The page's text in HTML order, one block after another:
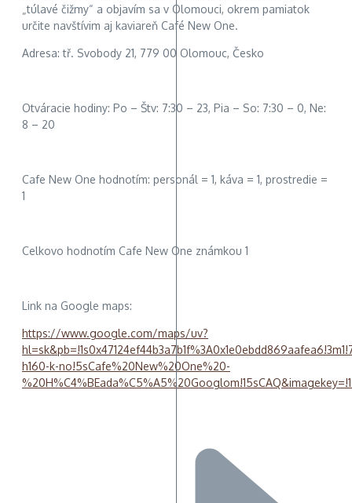
„túlavé čižmy“ a objavím sa v Olomouci, okrem pamiatok
určite navštívim aj kaviareň Café New One.
Adresa: tř. Svobody 21, 779 00 Olomouc, Česko
Otváracie hodiny: Po – Štv: 7:30 – 23, Pia – So: 7:30 – 0, Ne:
8 – 20
Cafe New One hodnotím: personál = 1, káva = 1, prostredie =
1
Celkovo hodnotím Cafe New One známkou 1
Link na Google maps:
https://www.google.com/maps/uv?
h160-k-no!5sCafe%20New%20One%20-